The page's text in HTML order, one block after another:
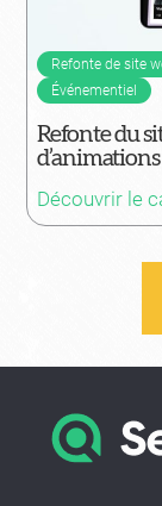
Refonte de site
Événementiel
Refonte du
Découvrir le